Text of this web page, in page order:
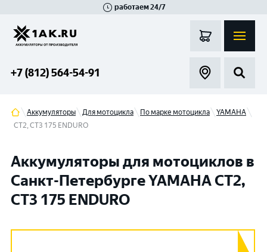
работаем 24/7
+7 (812) 564-54-91
Аккумуляторы Для мотоцикла По марке мотоцикла
YAMAHA
CT2, CT3 175 ENDURO
Аккумуляторы для мотоциклов в
Санкт-Петербурге YAMAHA CT2,
CT3 175 ENDURO
Гатчина